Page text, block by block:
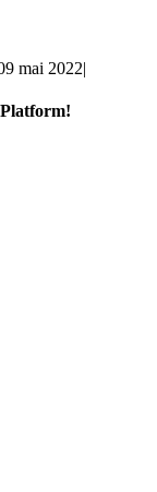
9 mai 2022|